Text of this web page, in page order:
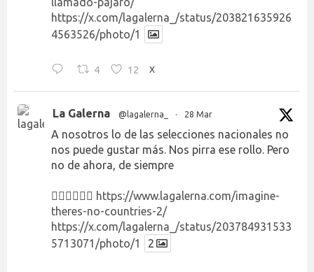
https://x.com/lagalerna_/status/203821635926
4563526/photo/1
4 12 X
La Galerna @lagalerna_ · 28 Mar
A nosotros lo de las selecciones nacionales no
nos puede gustar más. Nos pirra ese rollo. Pero
no de ahora, de siempre
👉🏻👉🏻👉🏻 https://www.lagalerna.com/imagine-
theres-no-countries-2/
https://x.com/lagalerna_/status/203784931533
5713071/photo/1
2